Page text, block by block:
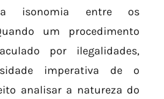
isonomia entre os
um procedimento
por ilegalidades,
imperativa de o
analisar a natureza do